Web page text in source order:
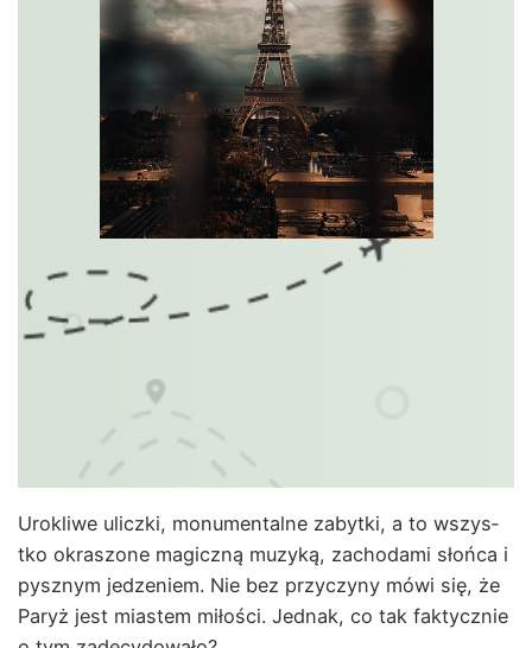
Urokli­we ulicz­ki, mon­u­men­talne zabyt­ki, a to wszys­
tko okras­zone mag­iczną muzyką, zachoda­mi słoń­ca i
pysznym jedze­niem. Nie bez przy­czyny mówi się, że
Paryż jest miastem miłoś­ci. Jed­nak, co tak fak­ty­cznie